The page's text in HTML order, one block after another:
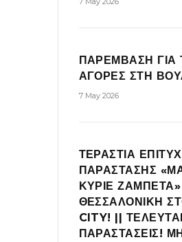
ΠΑΡΕΜΒΑΣΗ ΓΙΑ
ΑΓΟΡΕΣ ΣΤΗ
7 May 2026
ΤΕΡΑΣΤΙΑ
ΠΑΡΑΣΤΑΣΗΣ
ΚΥΡΙΕ
ΘΕΣΣΑΛΟΝΙΚΗ
CITY! ||
ΠΑΡΑΣΤΑΣΕΙΣ!